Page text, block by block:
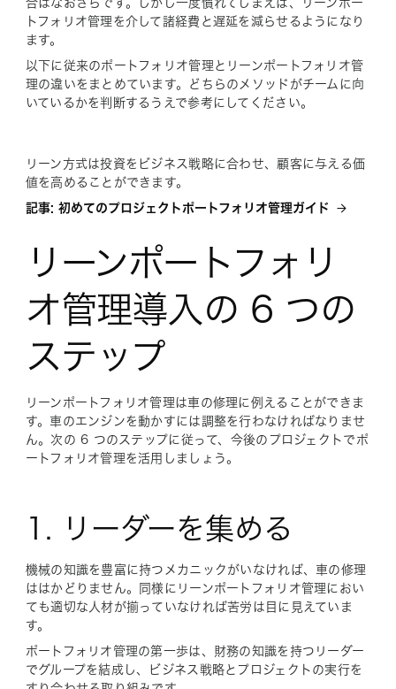
合はなおさらです。しかし一度慣れてしまえば、リーンポー
トフォリオ管理を介して諸経費と遅延を減らせるようになり
ます。
以下に従来のポートフォリオ管理とリーンポートフォリオ管
理の違いをまとめています。どちらのメソッドがチームに向
いているかを判断するうえで参考にしてください。
リーン方式は投資をビジネス戦略に合わせ、顧客に与える価
値を高めることができます。
記事: 初めてのプロジェクトポートフォリオ管理ガイド
リーンポートフォリ
オ管理導入の 6 つの
ステップ
リーンポートフォリオ管理は車の修理に例えることができま
す。車のエンジンを動かすには調整を行わなければなりませ
ん。次の 6 つのステップに従って、今後のプロジェクトでポ
ートフォリオ管理を活用しましょう。
1. リーダーを集める
機械の知識を豊富に持つメカニックがいなければ、車の修理
ははかどりません。同様にリーンポートフォリオ管理におい
ても適切な人材が揃っていなければ苦労は目に見えていま
す。
ポートフォリオ管理の第一歩は、財務の知識を持つリーダー
でグループを結成し、ビジネス戦略とプロジェクトの実行を